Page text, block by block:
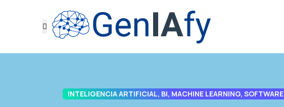
INTELIGENCIA ARTIFICIAL, BI, MACHINE LEARNING, SOFTWARE